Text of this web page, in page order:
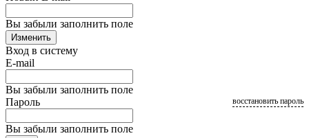
Вы забыли заполнить поле
Изменить
Вход в систему
E-mail
Вы забыли заполнить поле
Пароль
Вы забыли заполнить поле
восстановить пароль